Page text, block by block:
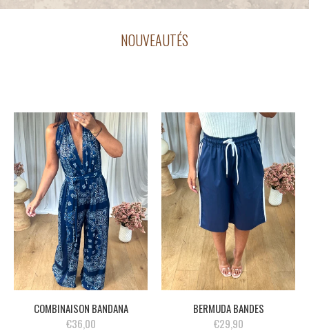
NOUVEAUTÉS
COMBINAISON BANDANA
€36,00
BERMUDA BANDES
€29,90